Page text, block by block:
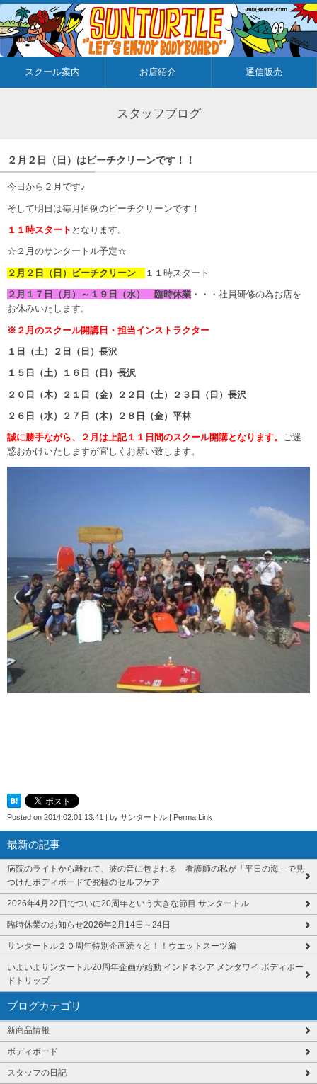
スクール案内 お店紹介 通信販売
スタッフブログ
２月２日（日）はビーチクリーンです！！
今日から２月です♪
そして明日は毎月恒例のビーチクリーンです！
１１時スタート となります。
☆２月のサンタートル予定☆
２月２日（日）ビーチクリーン １１時スタート
２月１７日（月）～１９日（水） 臨時休業 ・・・社員研修の為お店を
お休みいたします。
※２月のスクール開講日・担当インストラクター
１日（土）２日（日）長沢
１５日（土）１６日（日）長沢
２０日（木）２１日（金）２２日（土）２３日（日）長沢
２６日（水）２７日（木）２８日（金）平林
誠に勝手ながら、２月は上記１１日間のスクール開講となります。 ご迷
惑おかけいたしますが宜しくお願い致します。
Posted on 2014.02.01 13:41 | by サンタートル | Perma Link
最新の記事
病院のライトから離れて、波の音に包まれる 看護師の私が「平日の海」で見
つけたボディボードで究極のセルフケア
2026年4月22日でついに20周年という大きな節目 サンタートル
臨時休業のお知らせ2026年2月14日～24日
サンタートル２０周年特別企画続々と！！ウエットスーツ編
いよいよサンタートル20周年企画が始動 インドネシア メンタワイ ボディボー
ドトリップ
ブログカテゴリ
新商品情報
ボディボード
スタッフの日記